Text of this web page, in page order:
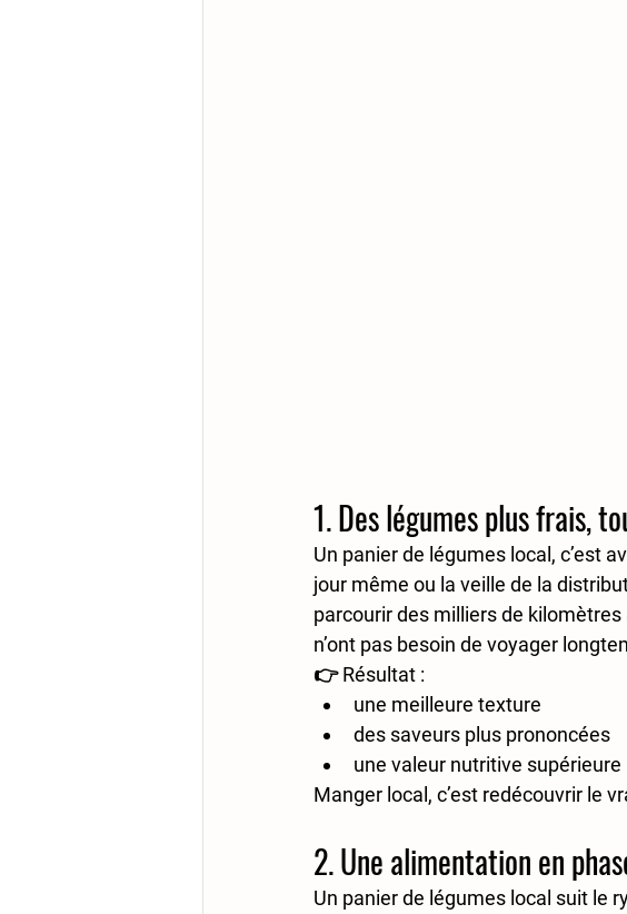
1. Des légumes plus frais,
Un panier de légumes local, c’est
jour même ou la veille de la
parcourir des milliers de
n’ont pas besoin de voyager
👉 Résultat :
une meilleure texture
des saveurs plus prononcées
une valeur nutritive supérieure
Manger local, c’est redécouvrir le
2. Une alimentation en
Un panier de légumes local suit le